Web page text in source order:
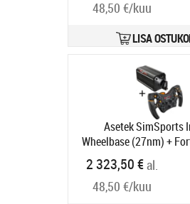
Tarneaeg 6-9 tp
48,50 €/kuu
LISA
Asetek SimSports
Wheelbase (27nm) +
WheelTootekood:
Tarneaeg 6-9 tp
2 323,50 €al.
48,50 €/kuu